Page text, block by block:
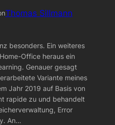
Thomas Sillmann
besonders. Ein weiteres
Office heraus ein
Genauer gesagt
Variante meines
Jahr 2019 auf Basis von
rapide zu und behandelt
Error
An…